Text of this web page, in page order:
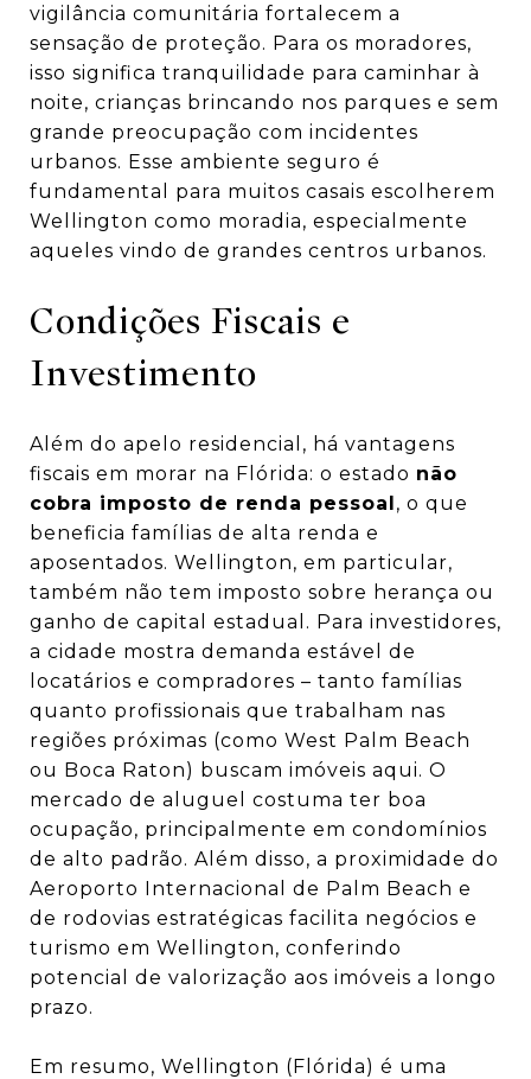
vigilância comunitária fortalecem a
sensação de proteção. Para os moradores,
isso significa tranquilidade para caminhar à
noite, crianças brincando nos parques e sem
grande preocupação com incidentes
urbanos. Esse ambiente seguro é
fundamental para muitos casais escolherem
Wellington como moradia, especialmente
aqueles vindo de grandes centros urbanos.
Condições Fiscais e
Investimento
Além do apelo residencial, há vantagens
fiscais em morar na Flórida: o estado não
cobra imposto de renda pessoal, o que
beneficia famílias de alta renda e
aposentados. Wellington, em particular,
também não tem imposto sobre herança ou
ganho de capital estadual. Para investidores,
a cidade mostra demanda estável de
locatários e compradores – tanto famílias
quanto profissionais que trabalham nas
regiões próximas (como West Palm Beach
ou Boca Raton) buscam imóveis aqui. O
mercado de aluguel costuma ter boa
ocupação, principalmente em condomínios
de alto padrão. Além disso, a proximidade do
Aeroporto Internacional de Palm Beach e
de rodovias estratégicas facilita negócios e
turismo em Wellington, conferindo
potencial de valorização aos imóveis a longo
prazo.
Em resumo, Wellington (Flórida) é uma